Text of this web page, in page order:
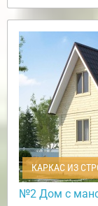
КАРКАС ИЗ
№2 Дом с